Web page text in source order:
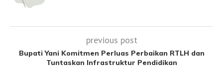
previous post
Bupati Yani Komitmen Perluas Perbaikan RTLH dan
Tuntaskan Infrastruktur Pendidikan